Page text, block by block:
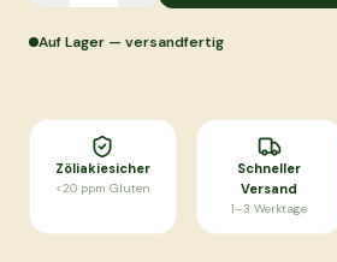
Auf Lager — versandfertig
Zöliakiesicher
<20 ppm Gluten
Schneller
Versand
1–3 Werktage